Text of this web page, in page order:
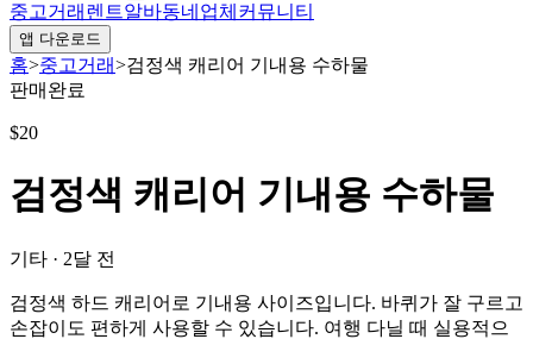
중고거래 렌트알바동네업체 커뮤니티
앱 다운로드
홈>중고거래>검정색 캐리어 기내용 수하물
판매완료
$20
검정색 캐리어 기내용 수하물
기타 · 2달 전
검정색 하드 캐리어로 기내용 사이즈입니다. 바퀴가 잘 구르고
손잡이도 편하게 사용할 수 있습니다. 여행 다닐 때 실용적으